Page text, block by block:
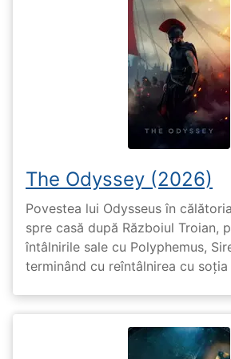
The Odyssey (2026)
Povestea lui Odysseus în
spre casă după Războiul Troian,
întâlnirile sale cu Polyphemus,
terminând cu reîntâlnirea cu soția